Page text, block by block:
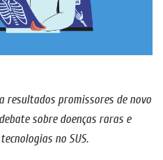
resultados promissores de novo
sobre doenças raras e
no SUS.